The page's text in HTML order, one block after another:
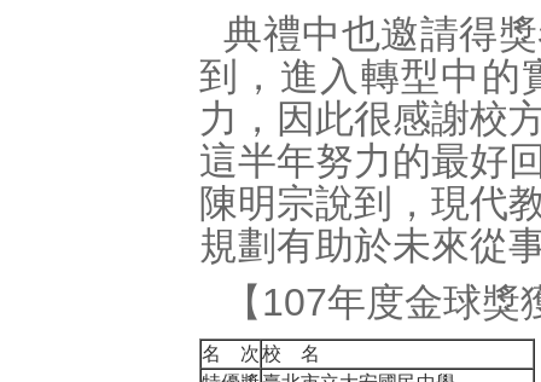
典禮中也邀請得
到，進入轉型中的
力，因此很感謝校
這半年努力的最好
陳明宗說到，現代
規劃有助於未來從
【107年度金球獎
名 次校 名